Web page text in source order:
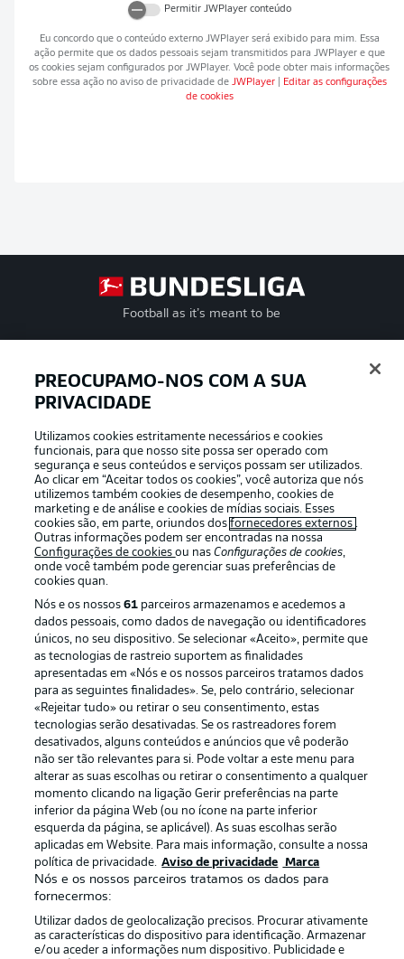
Permitir JWPlayerconteúdo
Eu concordo que o conteúdo externo JWPlayerserá exibido para mim. Essa
ação permite que os dados pessoais sejam transmitidos para JWPlayere que
os cookies sejam configurados por JWPlayer. Você pode obter mais informações
sobre essa ação no aviso de privacidade de JWPlayer
Editar as configurações
de cookies
Football as it’s meant to be
APLICATIVO DA BUNDESLIGA
Oferecido por
Publicidade Avisos legais
Gerir preferências Aviso de privacidade
Emissoras
Trabalhe conosco Marca
Contato Jogadores
PREOCUPAMO-NOS COM A SUA
PRIVACIDADE
Utilizamos cookies estritamente necessários e cookies
funcionais, para que nosso site possa ser operado com
segurança e seus conteúdos e serviços possam ser utilizados.
Ao clicar em “Aceitar todos os cookies”, você autoriza que nós
utilizemos também cookies de desempenho, cookies de
marketing e de análise e cookies de mídias sociais. Esses
cookies são, em parte, oriundos dosfornecedores externos .
Outras informações podem ser encontradas na nossa
Configurações de cookiesou nasConfigurações de cookies,
onde você também pode gerenciar suas preferências de
cookies quan.
Nós e os nossos61 parceiros armazenamos e acedemos a
dados pessoais, como dados de navegação ou identificadores
únicos, no seu dispositivo. Se selecionar «Aceito», permite que
as tecnologias de rastreio suportem as finalidades
apresentadas em «Nós e os nossos parceiros tratamos dados
para as seguintes finalidades». Se, pelo contrário, selecionar
«Rejeitar tudo» ou retirar o seu consentimento, estas
tecnologias serão desativadas. Se os rastreadores forem
desativados, alguns conteúdos e anúncios que vê poderão
não ser tão relevantes para si. Pode voltar a este menu para
alterar as suas escolhas ou retirar o consentimento a qualquer
momento clicando na ligação Gerir preferências na parte
inferior da página Web (ou no ícone na parte inferior
esquerda da página, se aplicável). As suas escolhas serão
aplicadas em Website. Para mais informação, consulte a nossa
política de privacidade. Aviso de privacidade Marca
Nós e os nossos parceiros tratamos os dados para
fornecermos:
Utilizar dados de geolocalização precisos. Procurar ativamente
as características do dispositivo para identificação. Armazenar
e/ou aceder a informações num dispositivo. Publicidade e